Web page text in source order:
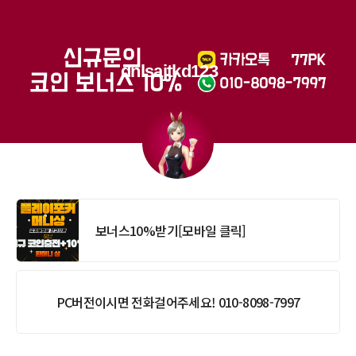
dnlsajtkd123
보너스10%받기[모바일 클릭]
PC버전이시면 전화걸어주세요! 010-8098-7997